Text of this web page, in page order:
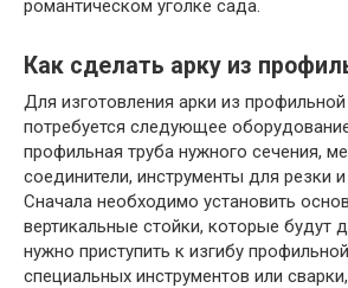
романтическом уголке сада.
Как сделать арку из
Для изготовления арки из
потребуется следующее
профильная труба нужного сечения,
соединители, инструменты для резки
Сначала необходимо установить
вертикальные стойки, которые будут
нужно приступить к изгибу
специальных инструментов или